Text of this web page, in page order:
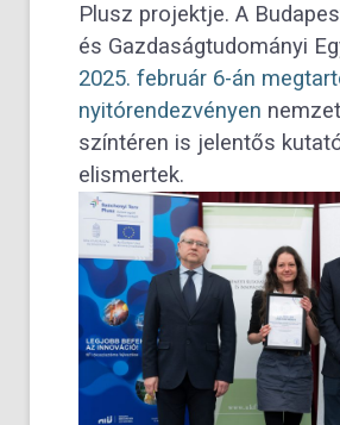
Plusz projektje. A
és Gazdaságtudományi
2025. február 6-án
nyitórendezvényen
színtéren is jelentős
elismertek.